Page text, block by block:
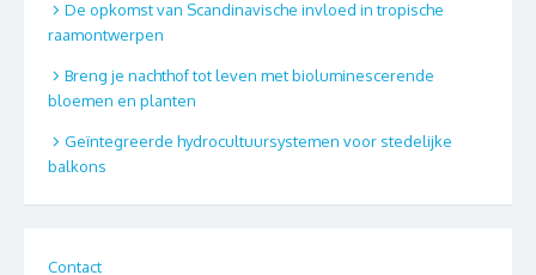
De opkomst van Scandinavische invloed in tropische
raamontwerpen
Breng je nachthof tot leven met bioluminescerende
bloemen en planten
Geïntegreerde hydrocultuursystemen voor stedelijke
balkons
Contact